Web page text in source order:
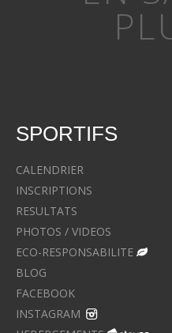
SPORTIFS
CALENDRIER
INSCRIPTIONS
RESULTATS
PHOTOS / VIDEOS
ECO-RESPONSABILITE
BLOG
FACEBOOK
INSTAGRAM